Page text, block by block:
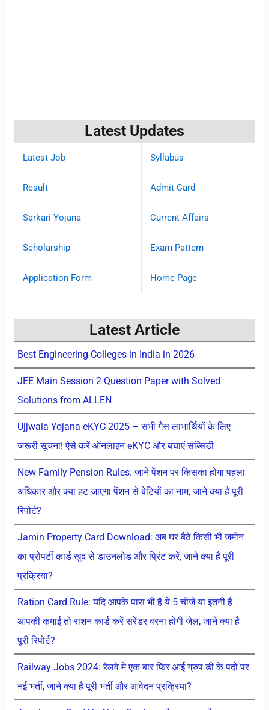
Latest Updates
Latest Job Syllabus
Result Admit Card
Sarkari Yojana Current Affairs
Scholarship Exam Pattern
Application Form Home Page
Latest Article
Best Engineering Colleges in India in 2026
JEE Main Session 2 Question Paper with Solved
Solutions from ALLEN
Ujjwala Yojana eKYC 2025 – सभी गैस लाभार्थियों के लिए
जरूरी सूचना! ऐसे करें ऑनलाइन eKYC और बचाएं सब्सिडी
New Family Pension Rules: जाने पेंशन पर किसका होगा पहला
अधिकार और क्या हट जाएगा पेंशन से बेटियों का नाम, जाने क्या है पूरी
रिपोर्ट?
Jamin Property Card Download: अब घर बैठे किसी भी जमीन
का प्रोपर्टी कार्ड खुद से डाउनलोड और प्रिंट करें, जाने क्या है पूरी
प्रक्रिया?
Ration Card Rule: यदि आपके पास भी है ये 5 चीजें या इतनी है
आपकी कमाई तो राशन कार्ड करें सरेंडर वरना होगी जेल, जाने क्या है
पूरी रिपोर्ट?
Railway Jobs 2024: रेलवे मे एक बार फिर आई ग्रुप डी के पदों पर
नई भर्ती, जाने क्या है पूरी भर्ती और आवेदन प्रक्रिया?